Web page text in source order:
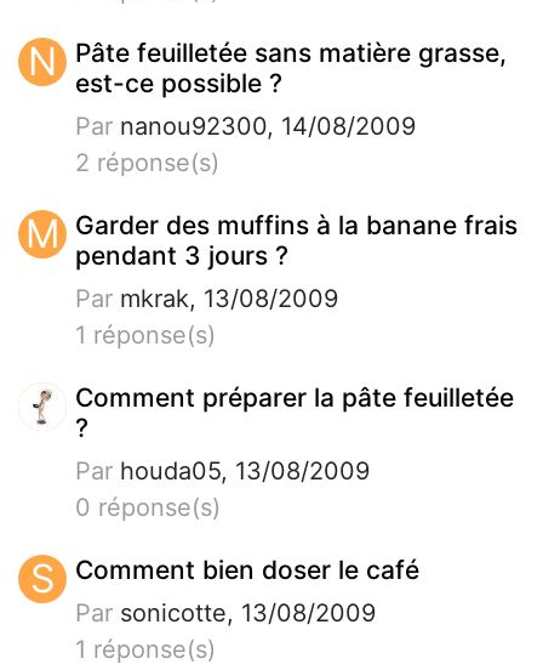
N
Pâte feuilletée sans matière grasse,
est-ce possible ?
Par nanou92300, 14/08/2009
2 réponse(s)
M Garder des muffins à la banane frais
pendant 3 jours ?
Par mkrak, 13/08/2009
1 réponse(s)
Comment préparer la pâte feuilletée
?
Par houda05, 13/08/2009
0 réponse(s)
S Comment bien doser le café
Par sonicotte, 13/08/2009
1 réponse(s)